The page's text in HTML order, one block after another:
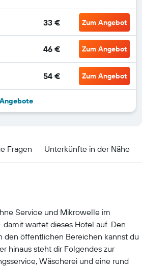
33 € Zum Angebot
46 € Zum Angebot
54 € Zum Angebot
Fragen Unterkünfte in der Nähe
Service und Mikrowelle im
wartet dieses Hotel auf. Den
den öffentlichen Bereichen kannst du
hinaus steht dir Folgendes zur
Wäscherei und eine rund